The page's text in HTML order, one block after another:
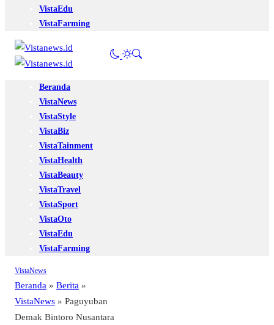
VistaEdu
VistaFarming
Beranda
VistaNews
VistaStyle
VistaBiz
VistaTainment
VistaHealth
VistaBeauty
VistaTravel
VistaSport
VistaOto
VistaEdu
VistaFarming
VistaNews
Beranda » Berita »
VistaNews » Paguyuban
Demak Bintoro Nusantara